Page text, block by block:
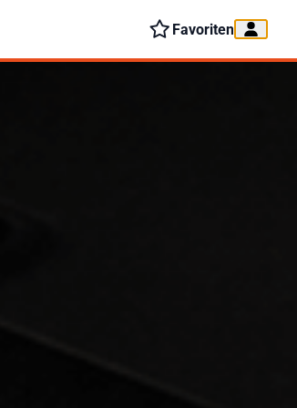
Favoriten